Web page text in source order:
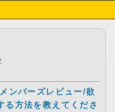
ンバーズレビュー/欲
る方法を教えてくださ